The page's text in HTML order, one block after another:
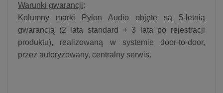
Warunki gwarancji:
Kolumny marki Pylon Audio objęte są 5-letnią
gwarancją (2 lata standard + 3 lata po rejestracji
produktu), realizowaną w systemie door-to-door,
przez autoryzowany, centralny serwis.